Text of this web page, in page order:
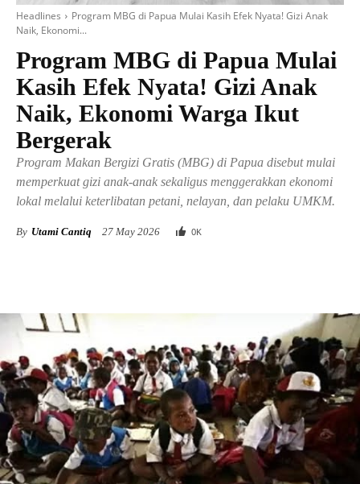
Headlines
Program MBG di Papua Mulai Kasih Efek Nyata! Gizi Anak
Naik, Ekonomi...
Program MBG di Papua Mulai
Kasih Efek Nyata! Gizi Anak
Naik, Ekonomi Warga Ikut
Bergerak
Program Makan Bergizi Gratis (MBG) di Papua disebut mulai
memperkuat gizi anak-anak sekaligus menggerakkan ekonomi
lokal melalui keterlibatan petani, nelayan, dan pelaku UMKM.
By Utami Cantiq 27 May 2026 0K